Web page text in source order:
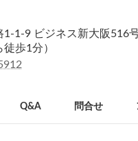
1-1-9 ビジネス新大阪516
歩1分）
Q&A 問合せ